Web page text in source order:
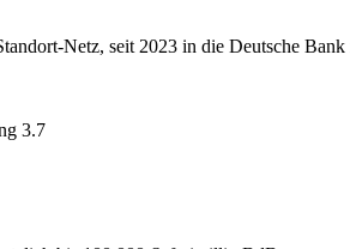
Netz, seit 2023 in die Deutsche Bank
3.7